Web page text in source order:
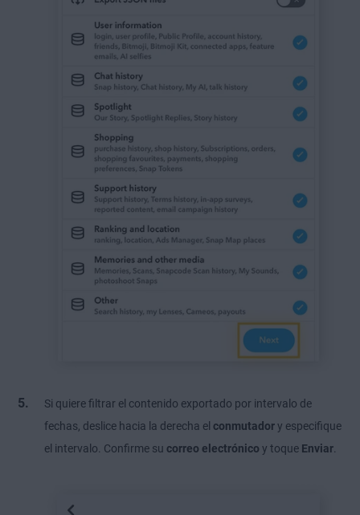
Si quiere filtrar el contenido exportado por intervalo de
fechas, deslice hacia la derecha el conmutadory especifique
el intervalo. Confirme su correo electrónico y toque Enviar